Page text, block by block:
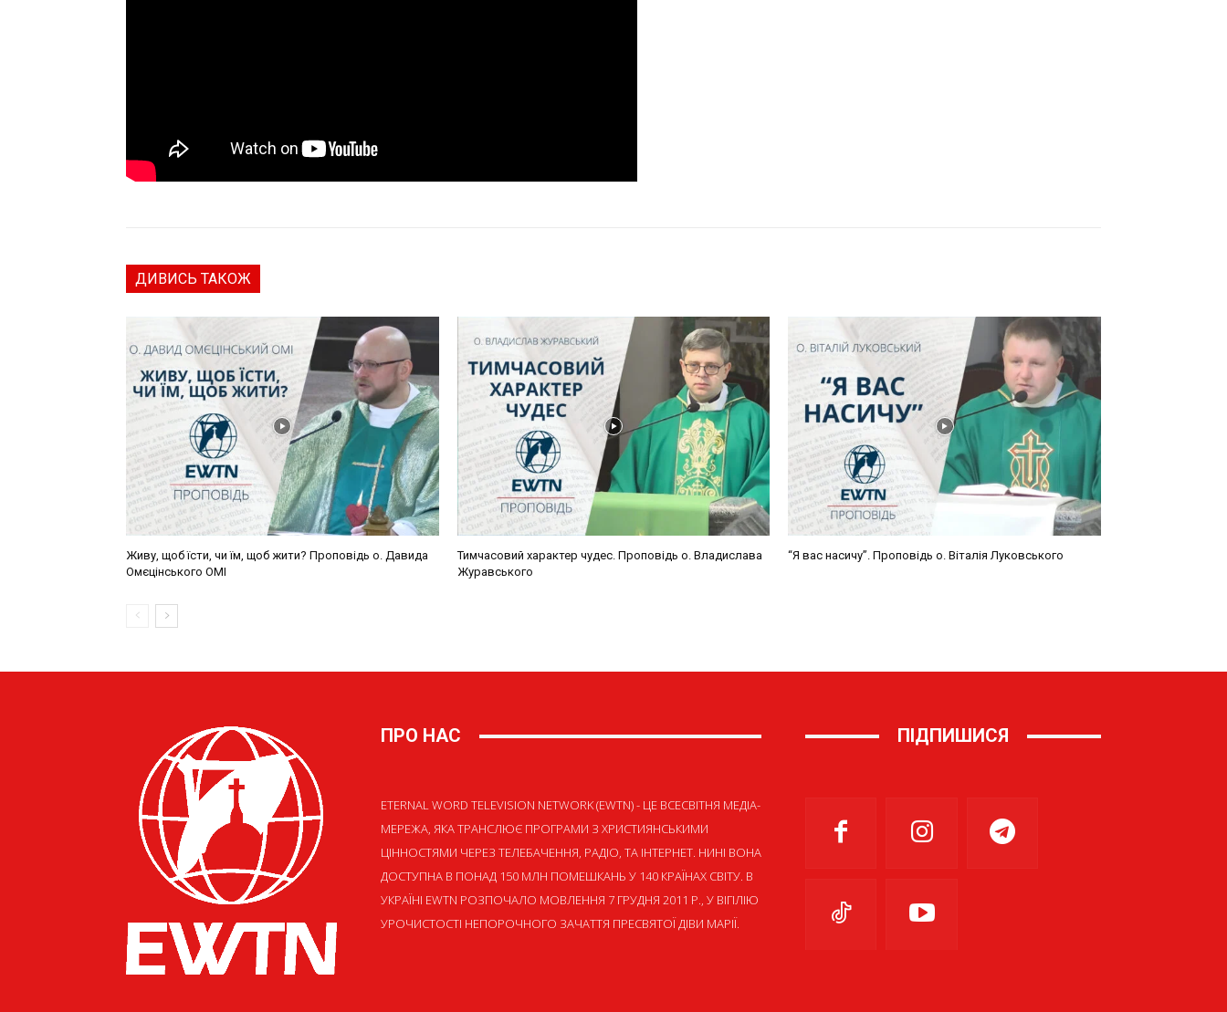
ПРО НАС
ETERNAL WORD TELEVISION NETWORK (EWTN) - ЦЕ ВСЕСВІТНЯ МЕДІА-
МЕРЕЖА, ЯКА ТРАНСЛЮЄ ПРОГРАМИ З ХРИСТИЯНСЬКИМИ
ЦІННОСТЯМИ ЧЕРЕЗ ТЕЛЕБАЧЕННЯ, РАДІО, ТА ІНТЕРНЕТ. НИНІ ВОНА
ДОСТУПНА В ПОНАД 150 МЛН ПОМЕШКАНЬ У 140 КРАЇНАХ СВІТУ. В
УКРАЇНІ EWTN РОЗПОЧАЛО МОВЛЕННЯ 7 ГРУДНЯ 2011 Р., У ВІГІЛІЮ
УРОЧИСТОСТІ НЕПОРОЧНОГО ЗАЧАТТЯ ПРЕСВЯТОЇ ДІВИ МАРІЇ.
ПІДПИШИСЯ